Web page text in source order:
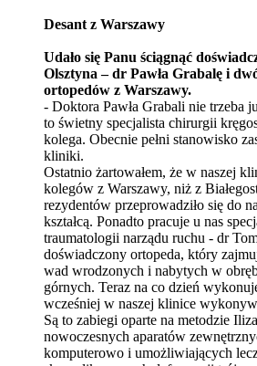
Desant z Warszawy
Udało się Panu ściągnąć
Olsztyna – dr Pawła Grabalę i dw
ortopedów z Warszawy.
- Doktora Pawła Grabali nie trzeba
to świetny specjalista chirurgii krę
kolega. Obecnie pełni stanowisko
kliniki.
Ostatnio żartowałem, że w naszej
kolegów z Warszawy, niż z
rezydentów przeprowadziło się do
kształcą. Ponadto pracuje u nas
traumatologii narządu ruchu - dr
doświadczony ortopeda, który
wad wrodzonych i nabytych w
górnych. Teraz na co dzień
wcześniej w naszej klinice
Są to zabiegi oparte na metodzie
nowoczesnych aparatów
komputerowo i umożliwiających